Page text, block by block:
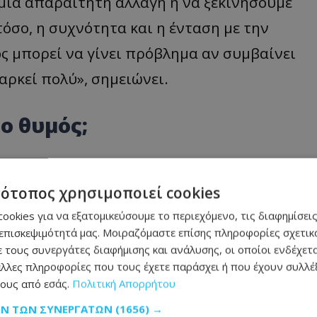
η συχνότητα και η ένταση με την
μπορεί να γίνει πρόβλημα αν συμβαίνει
πολύ», σημειώνει.
θυμός;
συχνά αισθήματα απογοήτευσης,
τον Δρ. Tafrate, ο θυμός εξελίχθηκε ως
με σκοπό να προστατεύει από
θυμού δεν είναι απειλητικές για τη ζωή
άγχος ή και από τη γενικότερη
χρησιμοποιεί cookies
για να εξατομικεύσουμε το περιεχόμενο, τις
μας. Μοιραζόμαστε επίσης πληροφορίες
συνεργάτες διαφήμισης και ανάλυσης, οι οποίοι
πληροφορίες που τους έχετε παράσχει ή που έχουν
από εσάς. Πολιτική Απορρήτου
ΤΩΝ ΣΥΝΕΡΓΑΤΏΝ (1656) →